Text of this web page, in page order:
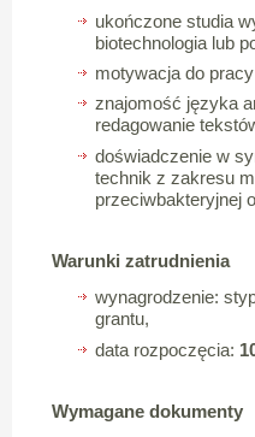
ukończone studia
biotechnologia lub
motywacja do
znajomość języka
redagowanie
doświadczenie w
technik z zakresu
przeciwbakteryjnej
Warunki zatrudnienia
wynagrodzenie:
grantu,
data rozpoczęcia:
Wymagane dokumenty